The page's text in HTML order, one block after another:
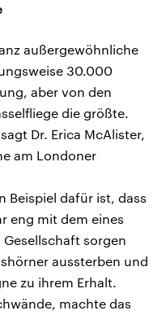
außergewöhnliche
30.000
aber von den
die größte.
Dr. Erica McAlister,
am Londoner
Beispiel dafür ist, dass
eng mit dem eines
sorgen
aussterben und
zu ihrem Erhalt.
machte das